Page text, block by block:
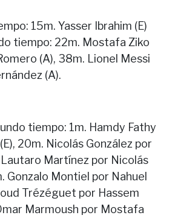
15m. Yasser Ibrahim (E)
tiempo: 22m. Mostafa Ziko
(A), 38m. Lionel Messi
(A).
tiempo: 1m. Hamdy Fathy
20m. Nicolás González por
Martínez por Nicolás
Gonzalo Montiel por Nahuel
Trézéguet por Hassem
Marmoush por Mostafa